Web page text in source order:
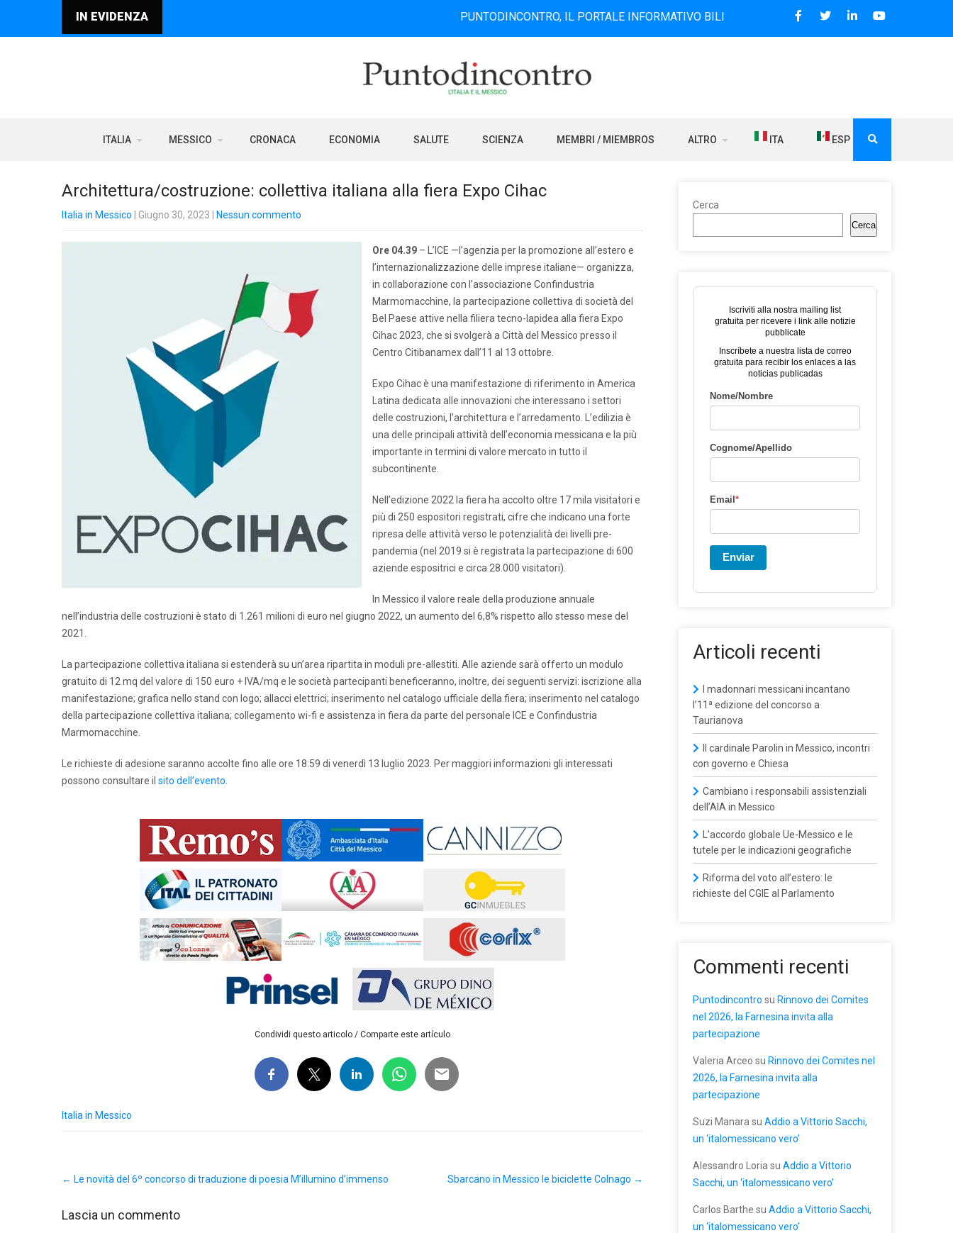
IN EVIDENZA PUNTODINCONTRO, IL PORTALE INFORMATIVO BILINGUE CHE DAL 2006 DIFFONDE NOTIZIE SUI
ITALIA MESSICO CRONACA ECONOMIA SALUTE SCIENZA MEMBRI / MIEMBROS ALTRO ITA ESP
Architettura/costruzione: collettiva italiana alla fiera Expo Cihac
Italia in Messico | Giugno 30, 2023 Nessun commento
Ore 04.39 – L’ICE —l’agenzia per la promozione all’estero e
l’internazionalizzazione delle imprese italiane— organizza,
in collaborazione con l’associazione Confindustria
Marmomacchine, la partecipazione collettiva di società del
Bel Paese attive nella filiera tecno-lapidea alla fiera Expo
Cihac 2023, che si svolgerà a Città del Messico presso il
Centro Citibanamex dall’11 al 13 ottobre.
Expo Cihac è una manifestazione di riferimento in America
Latina dedicata alle innovazioni che interessano i settori
delle costruzioni, l’architettura e l’arredamento. L’edilizia è
una delle principali attività dell’economia messicana e la più
importante in termini di valore mercato in tutto il
subcontinente.
Nell’edizione 2022 la fiera ha accolto oltre 17 mila visitatori e
più di 250 espositori registrati, cifre che indicano una forte
ripresa delle attività verso le potenzialità dei livelli pre-
pandemia (nel 2019 si è registrata la partecipazione di 600
aziende espositrici e circa 28.000 visitatori).
In Messico il valore reale della produzione annuale
nell’industria delle costruzioni è stato di 1.261 milioni di euro nel giugno 2022, un aumento del 6,8% rispetto allo stesso mese del
2021.
La partecipazione collettiva italiana si estenderà su un’area ripartita in moduli pre-allestiti. Alle aziende sarà offerto un modulo
gratuito di 12 mq del valore di 150 euro + IVA/mq e le società partecipanti beneficeranno, inoltre, dei seguenti servizi: iscrizione alla
manifestazione; grafica nello stand con logo; allacci elettrici; inserimento nel catalogo ufficiale della fiera; inserimento nel catalogo
della partecipazione collettiva italiana; collegamento wi-fi e assistenza in fiera da parte del personale ICE e Confindustria
Marmomacchine.
Le richieste di adesione saranno accolte fino alle ore 18:59 di venerdì 13 luglio 2023. Per maggiori informazioni gli interessati
possono consultare il sito dell’evento
Condividi questo articolo / Comparte este artículo
Italia in Messico
navigation
← Le novità del 6º concorso di traduzione di poesia M’illumino d’immenso Sbarcano in Messico le biciclette Colnago →
Lascia un commento
Cerca
Cerca
Iscriviti alla nostra mailing list
gratuita per ricevere i link alle notizie
pubblicate
Inscríbete a nuestra lista de correo
gratuita para recibir los enlaces a las
noticias publicadas
Nome/Nombre
Cognome/Apellido
Email *
Enviar
Articoli recenti
I madonnari messicani incantano
l’11ª edizione del concorso a
Taurianova
Il cardinale Parolin in Messico, incontri
con governo e Chiesa
Cambiano i responsabili assistenziali
dell’AIA in Messico
L’accordo globale Ue-Messico e le
tutele per le indicazioni geografiche
Riforma del voto all’estero: le
richieste del CGIE al Parlamento
Commenti recenti
Puntodincontro su Rinnovo dei Comites
nel 2026, la Farnesina invita alla
partecipazione
Valeria Arceo su Rinnovo dei Comites nel
2026, la Farnesina invita alla
partecipazione
Suzi Manara su Addio a Vittorio Sacchi,
un ‘italomessicano vero’
Alessandro Loria su Addio a Vittorio
Sacchi, un ‘italomessicano vero’
Carlos Barthe su Addio a Vittorio Sacchi,
un ‘italomessicano vero’